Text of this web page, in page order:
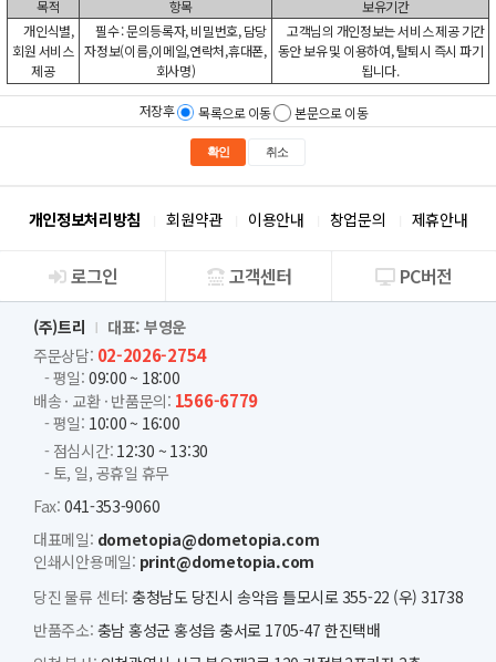
목적
항목
보유기간
개인식별,
회원 서비스
제공
필수 : 문의등록자, 비밀번호, 담당
자정보(이름,이메일,연락처,휴대폰,
회사명)
고객님의 개인정보는 서비스 제공 기간
동안 보유 및 이용하여, 탈퇴시 즉시 파기
됩니다.
저장후 목록으로 이동 본문으로 이동
확인 취소
개인정보처리방침 회원약관 이용안내 창업문의 제휴안내
회사소개
로그인 고객센터 PC버전
(주)트리
대표: 부영운
주문상담: 02-2026-2754
- 평일: 09:00 ~ 18:00
배송 · 교환 · 반품문의: 1566-6779
- 평일: 10:00 ~ 16:00
- 점심시간: 12:30 ~ 13:30
- 토, 일, 공휴일 휴무
Fax: 041-353-9060
대표메일: dometopia@dometopia.com
인쇄시안용메일: print@dometopia.com
당진 물류 센터: 충청남도 당진시 송악읍 틀모시로 355-22 (우) 31738
반품주소: 충남 홍성군 홍성읍 충서로 1705-47 한진택배